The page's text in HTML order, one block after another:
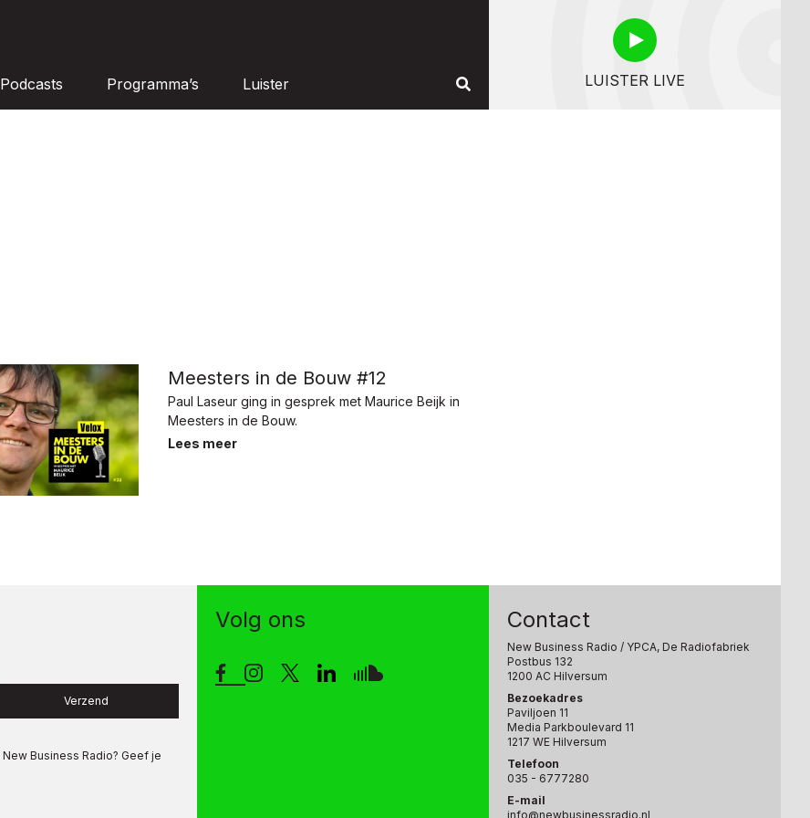
Podcasts Programma’s Luister LUISTER LIVE
Meesters in de Bouw #12
Paul Laseur ging in gesprek met Maurice Beijk in
Meesters in de Bouw.
Lees meer
Verzend
New Business Radio? Geef je
Volg ons Contact
New Business Radio / YPCA, De Radiofabriek
Postbus 132
1200 AC Hilversum
Bezoekadres
Paviljoen 11
Media Parkboulevard 11
1217 WE Hilversum
Telefoon
035 - 6777280
E-mail
info@newbusinessradio.nl